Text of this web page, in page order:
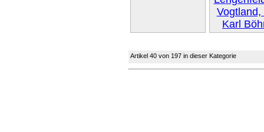
Artikel 40 von 197 in dieser Kategorie